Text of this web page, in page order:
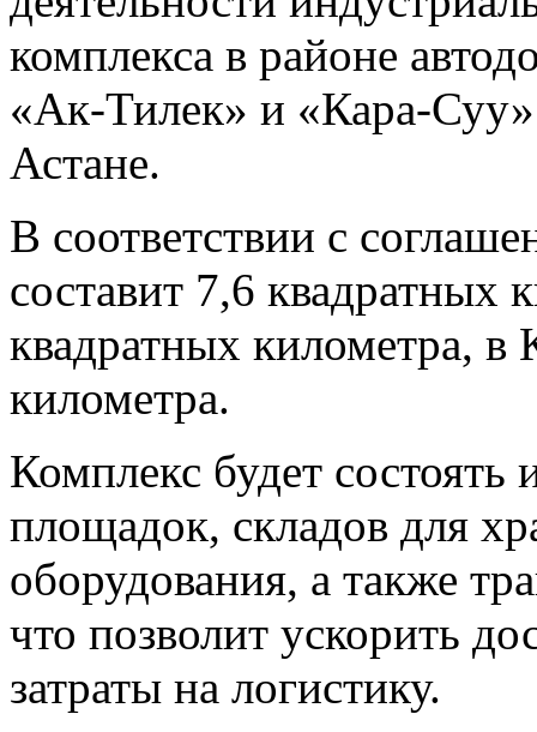
комплекса в районе
«Ак-Тилек» и «Кара-
Астане.
В соответствии с
составит 7,6 квадратных
квадратных километра,
километра.
Комплекс будет состоять
площадок, складов для
оборудования, а также
что позволит ускорить
затраты на логистику.